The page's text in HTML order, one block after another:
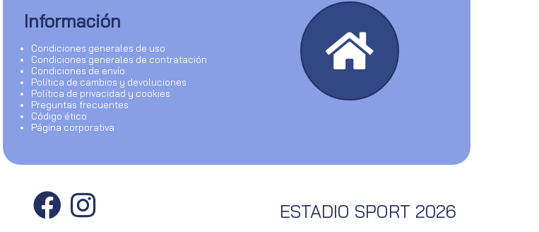
Información
Condiciones generales de uso
Condiciones generales de contratación
Condiciones de envío
Política de cambios y devoluciones
Política de privacidad y cookies
Preguntas frecuentes
Código ético
Página corporativa
ESTADIO SPORT 2026